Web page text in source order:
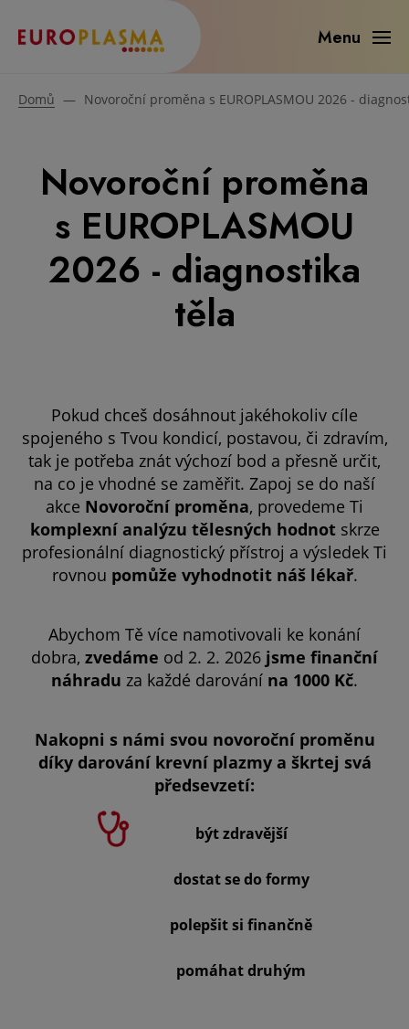
Menu
Domů — Novoroční proměna s EUROPLASMOU 2026 -
Novoroční proměna
s EUROPLASMOU
2026 - diagnostika
těla
Pokud chceš dosáhnout jakéhokoliv cíle
spojeného s Tvou kondicí, postavou, či zdravím,
tak je potřeba znát výchozí bod a přesně určit,
na co je vhodné se zaměřit. Zapoj se do naší
akce Novoroční proměna, provedeme Ti
komplexní analýzu tělesných hodnot skrze
profesionální diagnostický přístroj a výsledek Ti
rovnou pomůže vyhodnotit náš lékař.
Abychom Tě více namotivovali ke konání
dobra, zvedáme od 2. 2. 2026 jsme finanční
náhradu za každé darování na 1000 Kč.
Nakopni s námi svou novoroční proměnu
díky darování krevní plazmy a škrtej svá
předsevzetí:
být zdravější
dostat se do formy
polepšit si finančně
pomáhat druhým